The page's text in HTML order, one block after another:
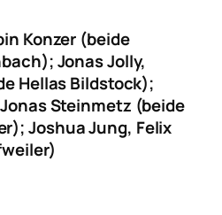
Konzer (beide
Jonas Jolly,
Hellas Bildstock);
Steinmetz (beide
Joshua Jung, Felix